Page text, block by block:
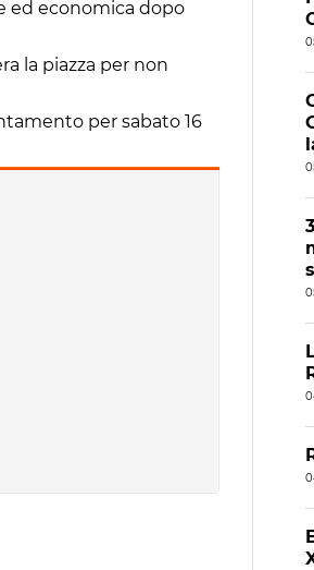
ed economica dopo
la piazza per non
per sabato 16